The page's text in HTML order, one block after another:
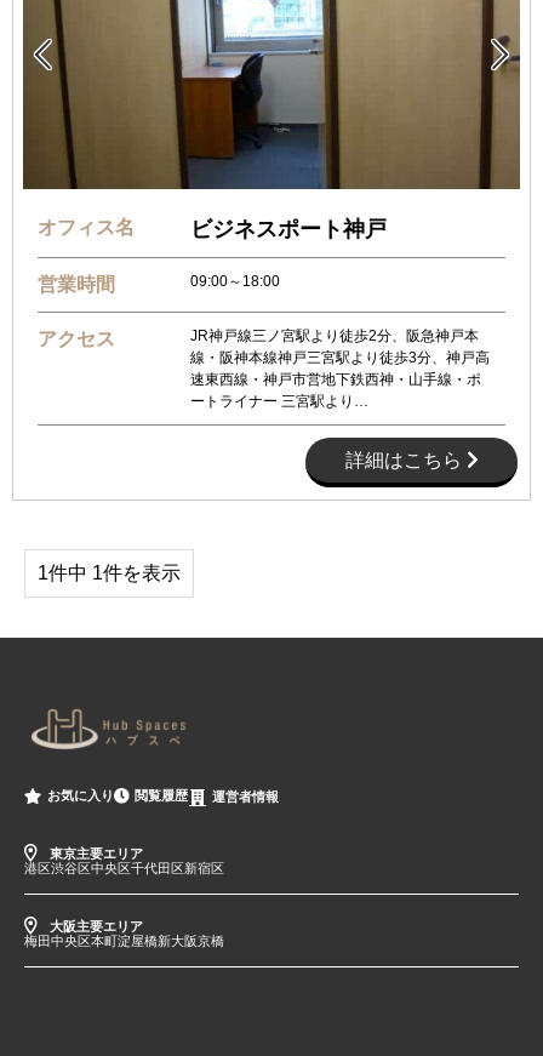
 
オフィス名 ビジネスポート神戸
営業時間 09:00～18:00
アクセス
JR神戸線三ノ宮駅より徒歩2分、阪急神戸本
線・阪神本線神戸三宮駅より徒歩3分、神戸高
速東西線・神戸市営地下鉄西神・山手線・ポ
ートライナー 三宮駅より…
詳細はこちら
1件中 1件を表示
お気に入り 閲覧履歴 運営者情報
東京主要エリア
港区渋谷区中央区千代田区新宿区
大阪主要エリア
梅田中央区本町淀屋橋新大阪京橋